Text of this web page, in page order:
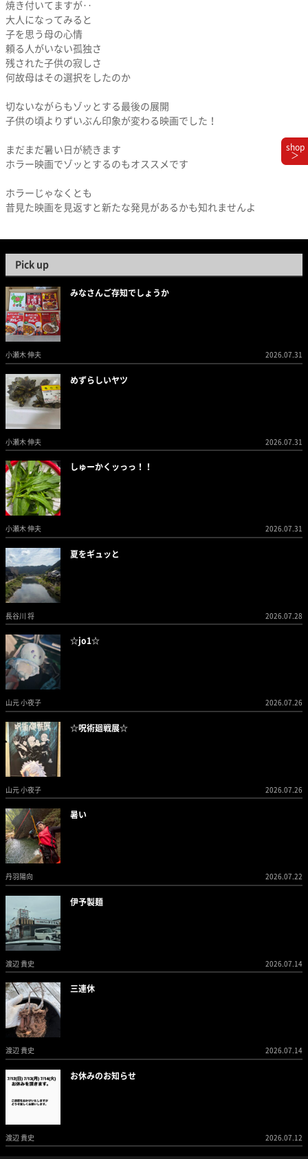
焼き付いてますが‥
大人になってみると
子を思う母の心情
頼る人がいない孤独さ
残された子供の寂しさ
何故母はその選択をしたのか
切ないながらもゾッとする最後の展開
子供の頃よりずいぶん印象が変わる映画でした！
まだまだ暑い日が続きます
ホラー映画でゾッとするのもオススメです
ホラーじゃなくとも
昔見た映画を見返すと新たな発見があるかも知れませんよ
Pick up
みなさんご存知でしょうか
小瀬木 伸夫 2026.07.31
めずらしいヤツ
小瀬木 伸夫 2026.07.31
しゅーかくッっっ！！
小瀬木 伸夫 2026.07.31
夏をギュッと
長谷川 将 2026.07.28
☆jo1☆
山元 小夜子 2026.07.26
☆呪術廻戦展☆
山元 小夜子 2026.07.26
暑い
丹羽陽向 2026.07.22
伊予製麺
渡辺 貴史 2026.07.14
三連休
渡辺 貴史 2026.07.14
お休みのお知らせ
渡辺 貴史 2026.07.12
shop
＞